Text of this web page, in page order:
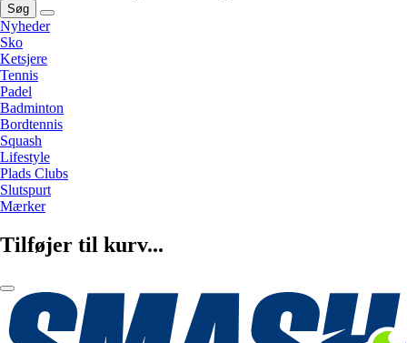
Søg
Nyheder
Sko
Ketsjere
Tennis
Padel
Badminton
Bordtennis
Squash
Lifestyle
Plads Clubs
Slutspurt
Mærker
Tilføjer til kurv...